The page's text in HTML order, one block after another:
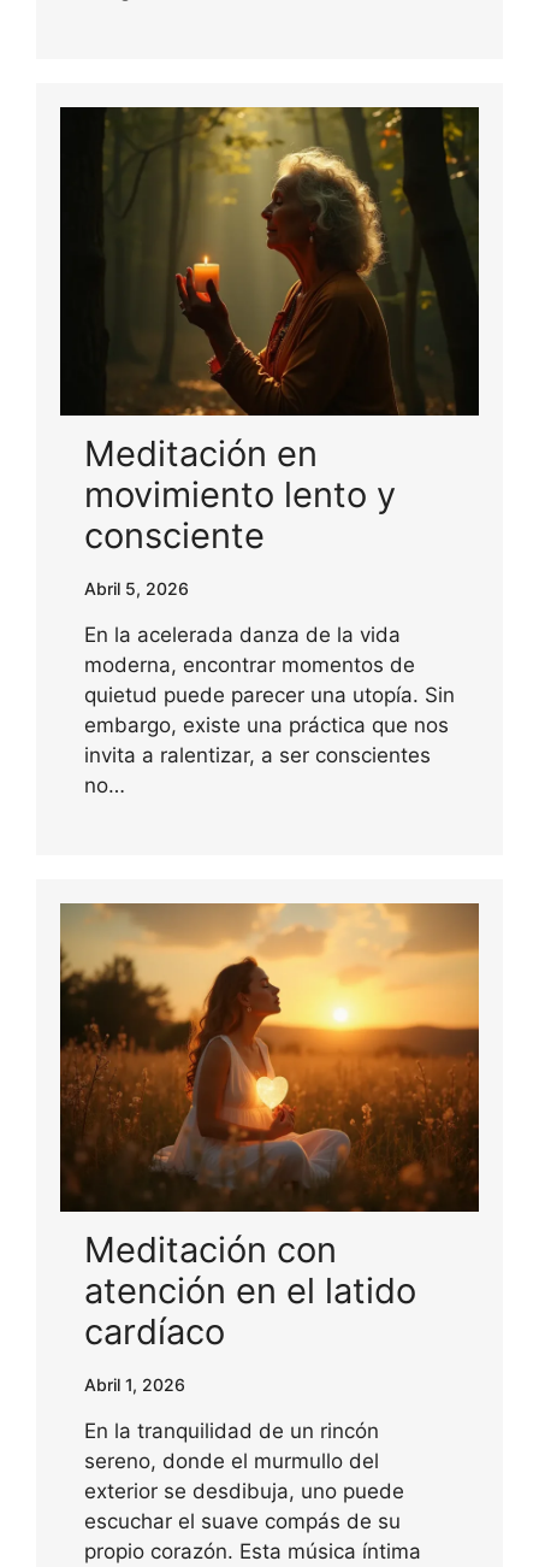
Meditación en
movimiento lento y
consciente
Abril 5, 2026
En la acelerada danza de la vida
moderna, encontrar momentos de
quietud puede parecer una utopía. Sin
embargo, existe una práctica que nos
invita a ralentizar, a ser conscientes
no…
Meditación con
atención en el latido
cardíaco
Abril 1, 2026
En la tranquilidad de un rincón
sereno, donde el murmullo del
exterior se desdibuja, uno puede
escuchar el suave compás de su
propio corazón. Esta música íntima